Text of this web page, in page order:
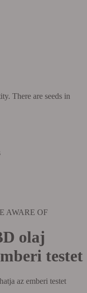
There are seeds in
AWARE OF
olaj
testet